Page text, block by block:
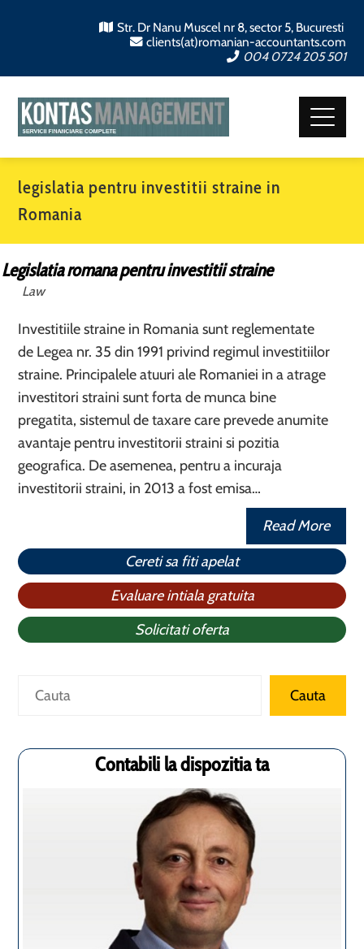
Str. Dr Nanu Muscel nr 8, sector 5, Bucuresti
clients(at)romanian-accountants.com
004 0724 205 501
legislatia pentru investitii straine in
Romania
Legislatia romana pentru investitii straine
Law
Investitiile straine in Romania sunt reglementate
de Legea nr. 35 din 1991 privind regimul investitiilor
straine. Principalele atuuri ale Romaniei in a atrage
investitori straini sunt forta de munca bine
pregatita, sistemul de taxare care prevede anumite
avantaje pentru investitorii straini si pozitia
geografica. De asemenea, pentru a incuraja
investitorii straini, in 2013 a fost emisa…
Read More
Cereti sa fiti apelat
Evaluare intiala gratuita
Solicitati oferta
Caută Cauta
Contabili la dispozitia ta